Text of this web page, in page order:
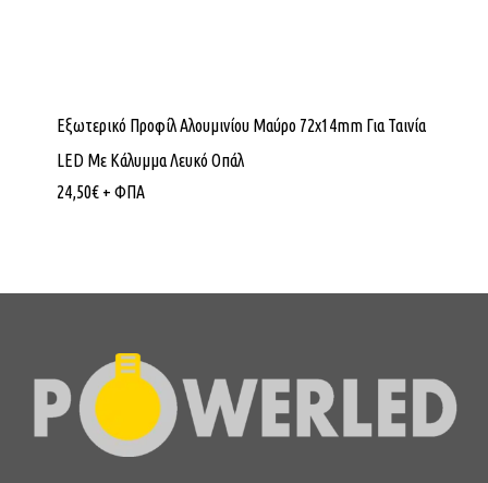
Εξωτερικό Προφίλ Αλουμινίου Μαύρο 72x14mm Για Ταινία
LED Με Κάλυμμα Λευκό Οπάλ
24,50€ + ΦΠΑ